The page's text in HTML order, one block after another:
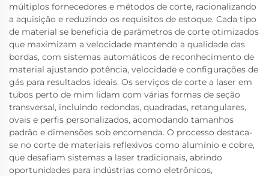
múltiplos fornecedores e métodos de corte, racionalizando
a aquisição e reduzindo os requisitos de estoque. Cada tipo
de material se beneficia de parâmetros de corte otimizados
que maximizam a velocidade mantendo a qualidade das
bordas, com sistemas automáticos de reconhecimento de
material ajustando potência, velocidade e configurações de
gás para resultados ideais. Os serviços de corte a laser em
tubos perto de mim lidam com várias formas de seção
transversal, incluindo redondas, quadradas, retangulares,
ovais e perfis personalizados, acomodando tamanhos
padrão e dimensões sob encomenda. O processo destaca-
se no corte de materiais reflexivos como alumínio e cobre,
que desafiam sistemas a laser tradicionais, abrindo
oportunidades para indústrias como eletrônicos,